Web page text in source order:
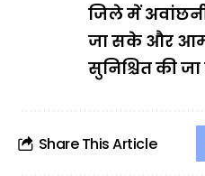
जिले में
जा सके और आम
सुनिश्चित की
Share This Article